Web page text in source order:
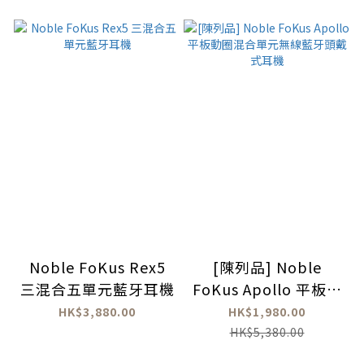
Noble FoKus Rex5
三混合五單元藍牙耳機
HK$3,880.00
[陳列品] Noble
FoKus Apollo 平板動
圈混合單元無線藍牙頭
戴式耳機
HK$1,980.00
HK$5,380.00